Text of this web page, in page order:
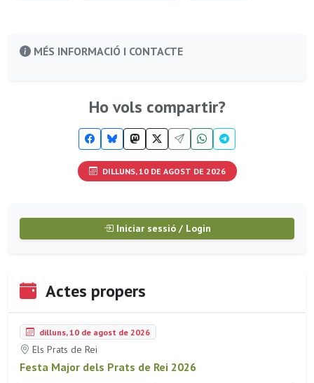
MÉS INFORMACIÓ I CONTACTE
Ho vols compartir?
DILLUNS, 10 DE AGOST DE 2026
Iniciar sessió / Login
Actes propers
dilluns, 10 de agost de 2026
Els Prats de Rei
Festa Major dels Prats de Rei 2026